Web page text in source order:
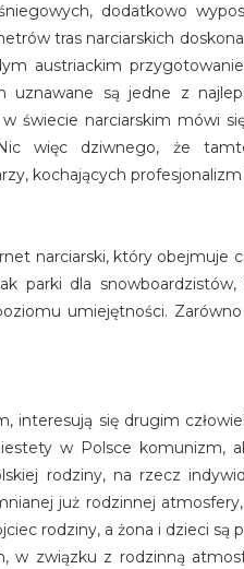
dodatkowo
tras narciarskich
austriackim
uznawane są jedne z
świecie narciarskim mówi
więc dziwnego, że
kochających
narciarski, który obejmuje
parki dla
umiejętności.
interesują się drugim
w Polsce komunizm,
rodziny, na rzecz
już rodzinnej
rodziny, a żona i dzieci są
w związku z rodzinną